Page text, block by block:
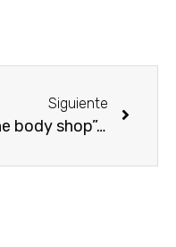
Siguiente
“The body shop”, lanza mascarillas labiales: lo que tu boca pide a gritos